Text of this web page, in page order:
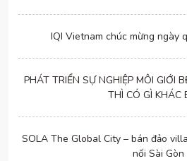
IQI Vietnam chúc mừng ngày
PHÁT TRIỂN SỰ NGHIỆP MÔI GIỚI
THÌ CÓ GÌ KHÁC
SOLA The Global City – bán đảo
nối Sài Gòn